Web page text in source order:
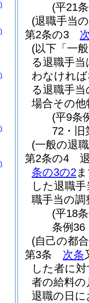
(平21
(退職手当
第2条の3
(以下「一
る退職手
わなけれ
る退職手
場合その
(平9条
72・旧
(一般の退
第2条の4
条の3の2
した退職
職手当の
(平18
条例36
(自己の都
第3条
次条
した者に
者の給料の
退職の日